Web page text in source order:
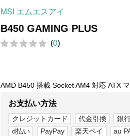
MSI エムエスアイ
B450 GAMING PLUS
(0)
AMD B450 搭載 Socket AM4 対応 ATX
お支払い方法
クレジットカード 代金引換 銀
d払い
PayPay 楽天ペイ au